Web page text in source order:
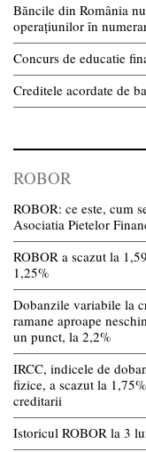
Băncile din România
operațiunilor în
Concurs de educatie
Creditele acordate de
ROBOR
ROBOR: ce este, cum
Asociatia Pietelor
ROBOR a scazut la
1,25%
Dobanzile variabile la
ramane aproape
un punct, la 2,2%
IRCC, indicele de
fizice, a scazut la
creditarii
Istoricul ROBOR la 3